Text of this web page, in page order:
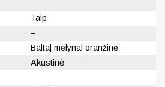
–
Taip
–
Balta| mėlyna| oranžinė
Akustinė